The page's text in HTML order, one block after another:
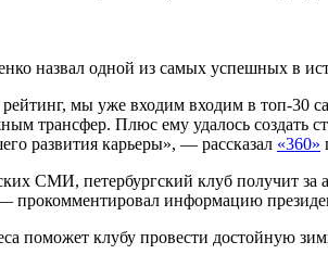
назвал одной из самых успешных в
мы уже входим входим в топ-30
трансфер. Плюс ему удалось
развития карьеры», — рассказал «360»
СМИ, петербургский клуб получит за
прокомментировал информацию
поможет клубу провести достойную